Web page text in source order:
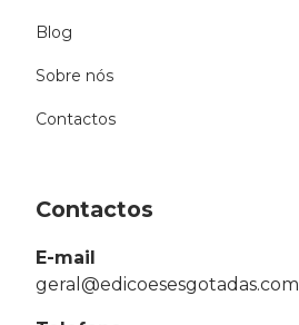
Blog
Sobre nós
Contactos
Contactos
E-mail
geral@edicoesesgotadas.com